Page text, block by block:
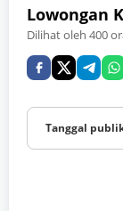
Lowongan
Dilihat oleh 400
Tanggal